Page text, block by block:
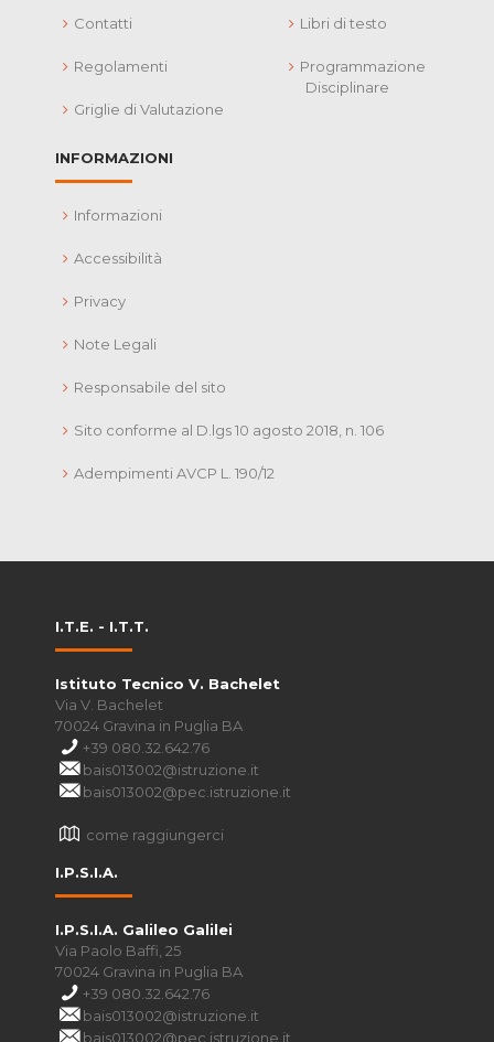
Contatti
Regolamenti
Griglie di Valutazione
Libri di testo
Programmazione
Disciplinare
INFORMAZIONI
Informazioni
Accessibilità
Privacy
Note Legali
Responsabile del sito
Sito conforme al D.lgs 10 agosto 2018, n. 106
Adempimenti AVCP L. 190/12
I.T.E. - I.T.T.
Istituto Tecnico V. Bachelet
Via V. Bachelet
70024 Gravina in Puglia BA
+39 080.32.642.76
bais013002@istruzione.it
bais013002@pec.istruzione.it
come raggiungerci
I.P.S.I.A.
I.P.S.I.A. Galileo Galilei
Via Paolo Baffi, 25
70024 Gravina in Puglia BA
+39 080.32.642.76
bais013002@istruzione.it
bais013002@pec.istruzione.it